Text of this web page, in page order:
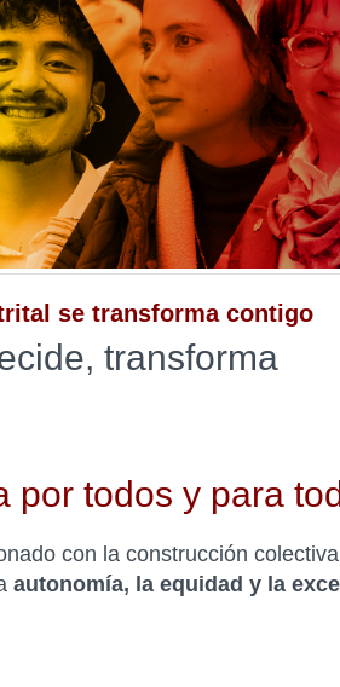
se transforma contigo
transforma
por todos y para
con la construcción
autonomía, la equidad y la